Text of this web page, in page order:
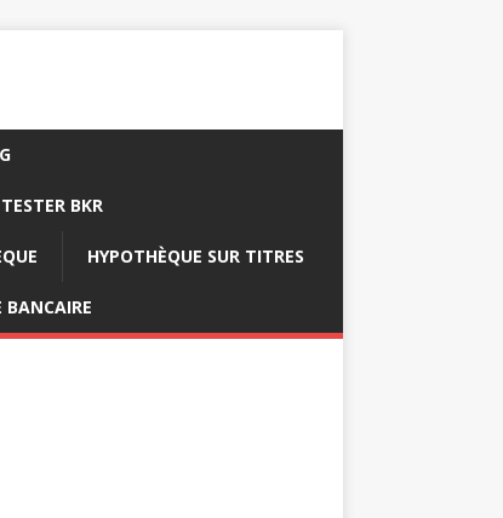
BKR
HYPOTHÈQUE SUR TITRES
BANCAIRE